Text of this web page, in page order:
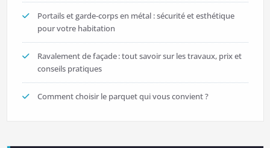
Portails et garde-corps en métal : sécurité et esthétique
pour votre habitation
Ravalement de façade : tout savoir sur les travaux, prix et
conseils pratiques
Comment choisir le parquet qui vous convient ?